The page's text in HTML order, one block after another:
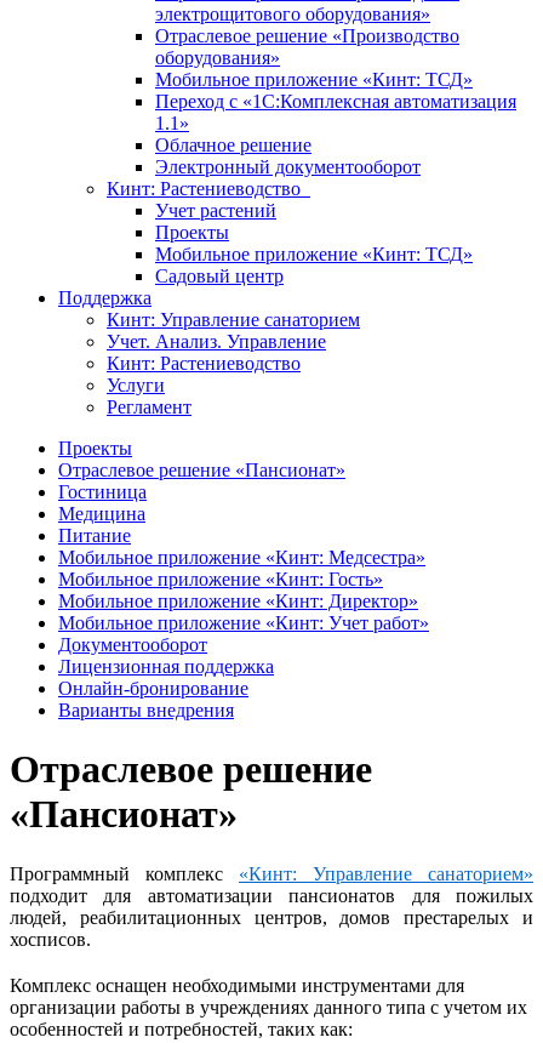
электрощитового оборудования»
Отраслевое решение «Производство
оборудования»
Мобильное приложение «Кинт: ТСД»
Переход с «1С:Комплексная автоматизация
1.1»
Облачное решение
Электронный документооборот
Кинт: Растениеводство
Учет растений
Проекты
Мобильное приложение «Кинт: ТСД»
Садовый центр
Поддержка
Кинт: Управление санаторием
Учет. Анализ. Управление
Кинт: Растениеводство
Услуги
Регламент
Проекты
Отраслевое решение «Пансионат»
Гостиница
Медицина
Питание
Мобильное приложение «Кинт: Медсестра»
Мобильное приложение «Кинт: Гость»
Мобильное приложение «Кинт: Директор»
Мобильное приложение «Кинт: Учет работ»
Документооборот
Лицензионная поддержка
Онлайн-бронирование
Варианты внедрения
Отраслевое решение
«Пансионат»
Программный комплекс «Кинт: Управление санаторием»
подходит для автоматизации пансионатов для пожилых
людей, реабилитационных центров, домов престарелых и
хосписов.
Комплекс оснащен необходимыми инструментами для
организации работы в учреждениях данного типа с учетом их
особенностей и потребностей, таких как: